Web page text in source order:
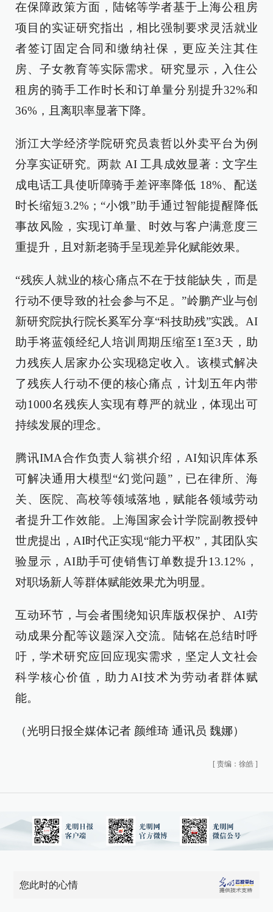
在保障政策方面，陆铭等学者基于上海公租房
项目的实证研究指出，相比强制要求灵活就业
者签订固定合同和缴纳社保，更应关注其住
房、子女教育等实际需求。研究显示，入住公
租房的骑手工作时长和订单量分别提升32%和
36%，且离职率显著下降。
浙江大学经济学院研究员袁哲以外卖平台为例
分享实证研究。两款 AI 工具成效显著：文字生
成电话工具使听障骑手差评率降低 18%、配送
时长缩短3.2%；“小饿”助手通过智能提醒降低
事故风险，实现订单量、时效与客户满意度三
重提升，且对新老骑手呈现差异化赋能效果。
“残疾人就业的核心痛点不在于技能缺失，而是
行动不便导致的社会参与不足。”岭鹏产业与创
新研究院执行院长奚军分享“科技助残”实践。AI
助手将蓝领经纪人培训周期压缩至1至3天，助
力残疾人居家办公实现稳定收入。该模式解决
了残疾人行动不便的核心痛点，计划五年内带
动1000名残疾人实现有尊严的就业，体现出可
持续发展的理念。
腾讯IMA合作负责人翁祺介绍，AI知识库体系
可解决通用大模型“幻觉问题”，已在律所、海
关、医院、高校等领域落地，赋能各领域劳动
者提升工作效能。上海国家会计学院副教授钟
世虎提出，AI时代正实现“能力平权”，其团队实
验显示，AI助手可使销售订单数提升13.12%，
对职场新人等群体赋能效果尤为明显。
互动环节，与会者围绕知识库版权保护、AI劳
动成果分配等议题深入交流。陆铭在总结时呼
吁，学术研究应回应现实需求，坚定人文社会
科学核心价值，助力AI技术为劳动者群体赋
能。
（光明日报全媒体记者 颜维琦 通讯员 魏娜）
[ 责编：徐皓 ]
您此时的心情